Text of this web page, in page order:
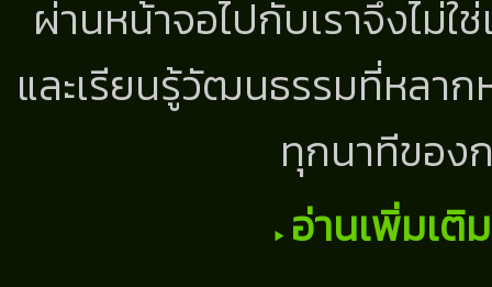
ผ่านหน้าจอไปกับเราจึงไม่
และเรียนรู้วัฒนธรรมที่หลา
ทุกนาทีขอ
อ่านเพิ่มเติ